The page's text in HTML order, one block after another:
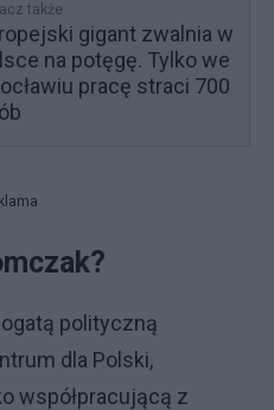
także
gigant zwalnia w
na potęgę. Tylko we
pracę straci 700
polityczną
dla Polski,
współpracującą z